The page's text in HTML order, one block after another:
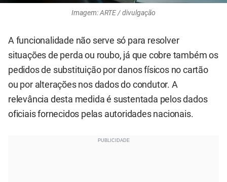
Imagem: ARTE / divulgação
A funcionalidade não serve só para resolver
situações de perda ou roubo, já que cobre também os
pedidos de substituição por danos físicos no cartão
ou por alterações nos dados do condutor. A
relevância desta medida é sustentada pelos dados
oficiais fornecidos pelas autoridades nacionais.